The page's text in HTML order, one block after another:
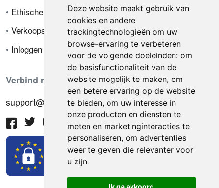
Deze website maakt gebruik van
cookies en andere
trackingtechnologieën om uw
browse-ervaring te verbeteren
voor de volgende doeleinden: om
de basisfunctionaliteit van de
website mogelijk te maken, om
een betere ervaring op de website
te bieden, om uw interesse in
onze producten en diensten te
meten en marketinginteracties te
personaliseren, om advertenties
weer te geven die relevanter voor
u zijn.
Ik ga akkoord
• Ethische code
• Verkoopsvoorwaarden
• Inloggen
Verbind met ons
support@hiringnotes.com